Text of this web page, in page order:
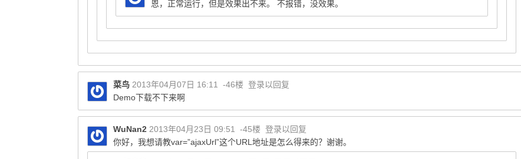
恩，正常运行，但是效果出不来。 不报错，没效果。
菜鸟 2013年04月07日 16:11 -46楼 登录以回复
Demo下载不下来啊
WuNan2 2013年04月23日 09:51 -45楼 登录以回复
你好，我想请教var=”ajaxUrl”这个URL地址是怎么得来的？谢谢。